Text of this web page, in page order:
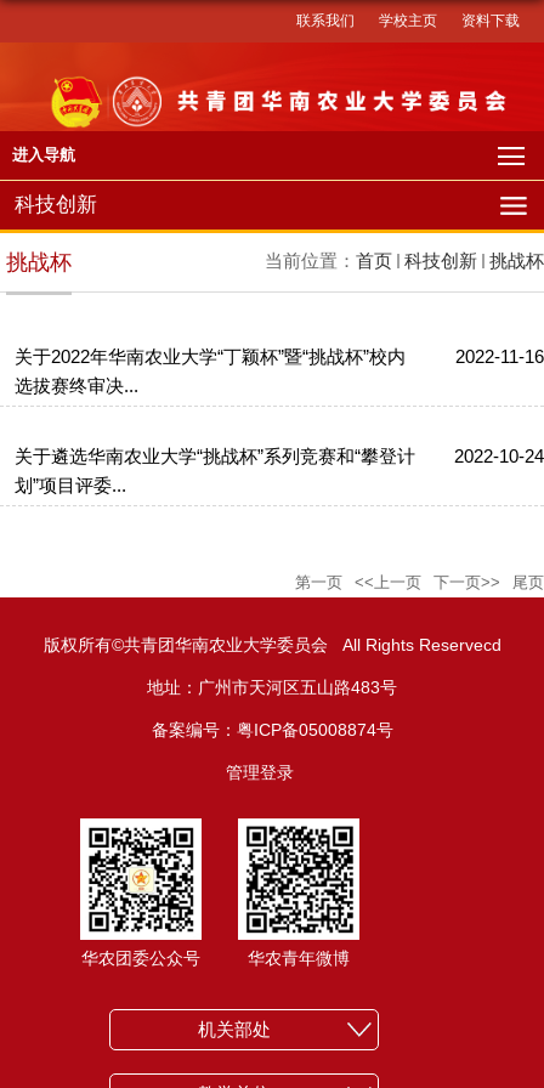
资料下载
学校主页
联系我们
进入导航
科技创新
当前位置： 首页 科技创新 挑战杯
挑战杯
关于2022年华南农业大学“丁颖杯”暨“挑战杯”校内
选拔赛终审决...
2022-11-16
关于遴选华南农业大学“挑战杯”系列竞赛和“攀登计
划”项目评委...
2022-10-24
第一页 <<上一页 下一页>> 尾页
版权所有©共青团华南农业大学委员会 All Rights Reservecd
地址：广州市天河区五山路483号
备案编号：粤ICP备05008874号
管理登录
华农团委公众号 华农青年微博
机关部处